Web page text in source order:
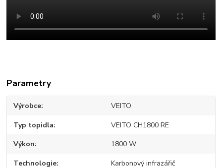
Parametry
Výrobce VEITO
Typ topidla VEITO CH1800 RE
Výkon 1800 W
Technologie Karbonový infrazářič